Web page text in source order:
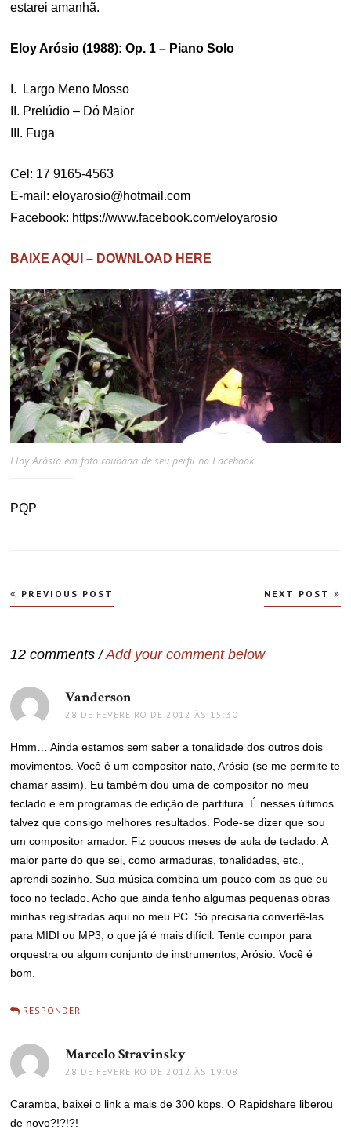
estarei amanhã.
Eloy Arósio (1988): Op. 1 – Piano Solo
I. Largo Meno Mosso
II. Prelúdio – Dó Maior
III. Fuga
Cel: 17 9165-4563
E-mail:eloyarosio@hotmail.com
Facebook: https://www.facebook.com/eloyarosio
BAIXE AQUI – DOWNLOAD HERE
Eloy Arósio em foto roubada de seu perfil no Facebook.
PQP
Navegação
de
PREVIOUS POST NEXT POST
12 comments /Add your comment below
Vanderson
28 DE FEVEREIRO DE 2012 ÀS 15:30
Hmm… Ainda estamos sem saber a tonalidade dos outros dois
movimentos. Você é um compositor nato, Arósio (se me permite te
chamar assim). Eu também dou uma de compositor no meu
teclado e em programas de edição de partitura. É nesses últimos
talvez que consigo melhores resultados. Pode-se dizer que sou
um compositor amador. Fiz poucos meses de aula de teclado. A
maior parte do que sei, como armaduras, tonalidades, etc.,
aprendi sozinho. Sua música combina um pouco com as que eu
toco no teclado. Acho que ainda tenho algumas pequenas obras
minhas registradas aqui no meu PC. Só precisaria convertê-las
para MIDI ou MP3, o que já é mais difícil. Tente compor para
orquestra ou algum conjunto de instrumentos, Arósio. Você é
bom.
RESPONDER
Marcelo Stravinsky
28 DE FEVEREIRO DE 2012 ÀS 19:08
Caramba, baixei o link a mais de 300 kbps. O Rapidshare liberou
de novo?!?!?!